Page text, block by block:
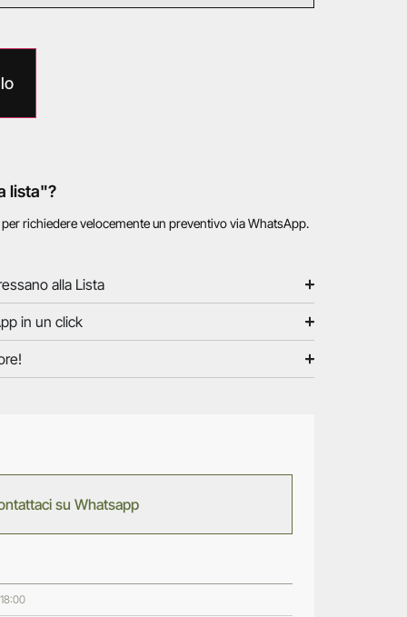
lista"?
richiedere velocemente un preventivo via WhatsApp.
alla Lista
in un click
su Whatsapp